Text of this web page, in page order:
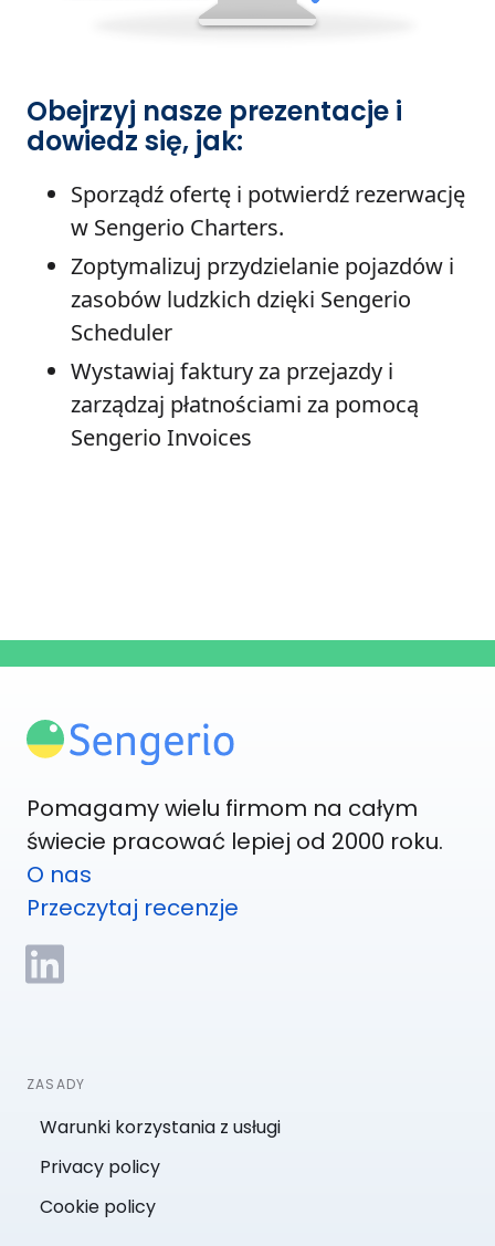
Obejrzyj nasze prezentacje i
dowiedz się, jak:
Sporządź ofertę i potwierdź rezerwację
w Sengerio Charters.
Zoptymalizuj przydzielanie pojazdów i
zasobów ludzkich dzięki Sengerio
Scheduler
Wystawiaj faktury za przejazdy i
zarządzaj płatnościami za pomocą
Sengerio Invoices
Pomagamy wielu firmom na całym
świecie pracować lepiej od 2000 roku.
O nas
Przeczytaj recenzje
ZASADY
Warunki korzystania z usługi
Privacy policy
Cookie policy